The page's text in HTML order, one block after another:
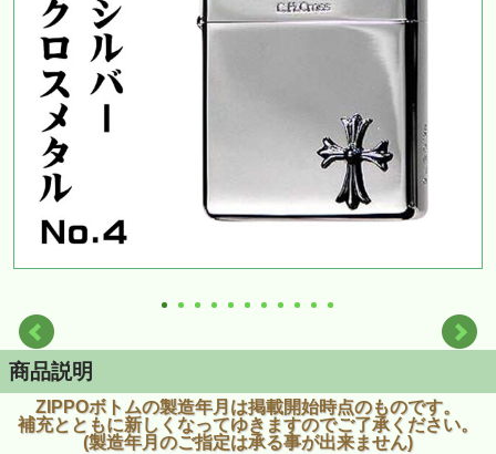
商品説明
ZIPPOボトムの製造年月は掲載開始時点のものです。
補充とともに新しくなってゆきますのでご了承ください。
(製造年月のご指定は承る事が出来ません)